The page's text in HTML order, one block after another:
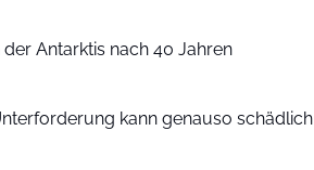
Antarktis nach 40 Jahren
kann genauso schädlich